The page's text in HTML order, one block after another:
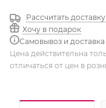
Рассчитать доставку
Хочу в подарок
Самовывоз и доставка
Цена действительна
отличаться от цен в